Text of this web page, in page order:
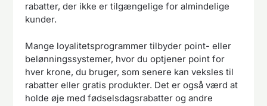
rabatter, der ikke er tilgængelige for almindelige
kunder.
Mange loyalitetsprogrammer tilbyder point- eller
belønningssystemer, hvor du optjener point for
hver krone, du bruger, som senere kan veksles til
rabatter eller gratis produkter. Det er også værd at
holde øje med fødselsdagsrabatter og andre